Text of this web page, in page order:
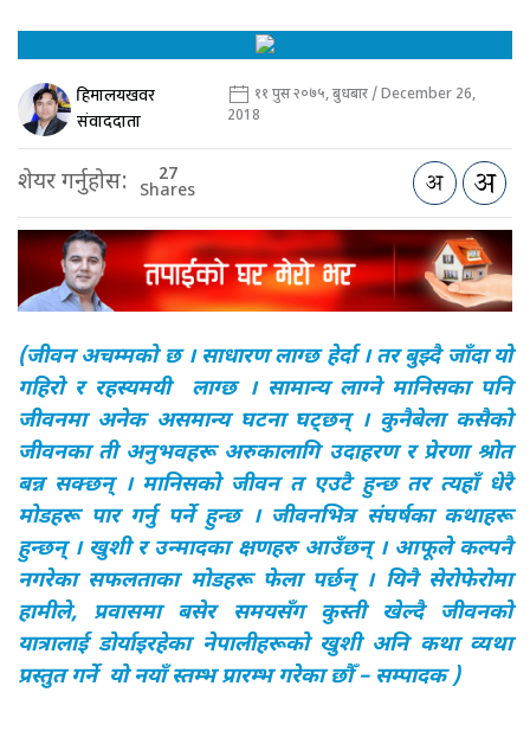
हिमालयखवर
संवाददाता
११ पुस २०७५, बुधबार / December 26,
2018
शेयर गर्नुहोस: 27
Shares
(जीवन अचम्मको छ । साधारण लाग्छ हेर्दा । तर बुझ्दै जाँदा यो
गहिरो र रहस्यमयी लाग्छ । सामान्य लाग्ने मानिसका पनि
जीवनमा अनेक असमान्य घटना घट्छन् । कुनैबेला कसैको
जीवनका ती अनुभवहरू अरुकालागि उदाहरण र प्रेरणा श्रोत
बन्न सक्छन् । मानिसको जीवन त एउटै हुन्छ तर त्यहाँ धेरै
मोडहरू पार गर्नु पर्ने हुन्छ । जीवनभित्र संघर्षका कथाहरू
हुन्छन् । खुशी र उन्मादका क्षणहरु आउँछन् । आफूले कल्पनै
नगरेका सफलताका मोडहरू फेला पर्छन् । यिनै सेरोफेरोमा
हामीले, प्रवासमा बसेर समयसँग कुस्ती खेल्दै जीवनको
यात्रालाई डोर्याइरहेका नेपालीहरूको खुशी अनि कथा व्यथा
प्रस्तुत गर्ने यो नयाँ स्तम्भ प्रारम्भ गरेका छौँ – सम्पादक )